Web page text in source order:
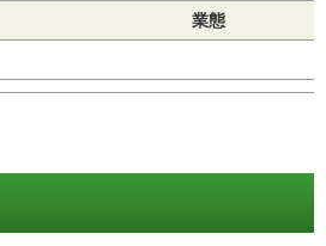
業態